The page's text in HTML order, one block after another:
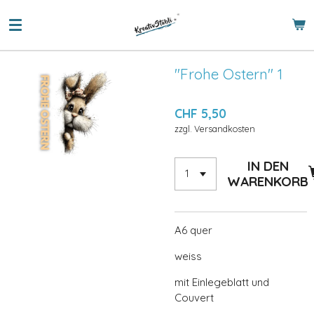
Hauptinhalt
"Frohe Ostern" 1
CHF 5,50
zzgl. Versandkosten
IN DEN
WARENKORB
A6 quer
weiss
mit Einlegeblatt und
Couvert